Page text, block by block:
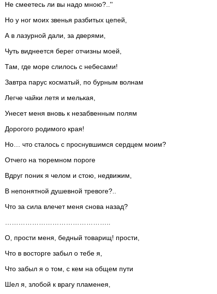
Не смеетесь ли вы надо мною?..''
Но у ног моих звенья разбитых цепей,
А в лазурной дали, за дверями,
Чуть виднеется берег отчизны моей,
Там, где море слилось с небесами!
Завтра парус косматый, по бурным волнам
Легче чайки летя и мелькая,
Унесет меня вновь к незабвенным полям
Дорогого родимого края!
Но… что сталось с проснувшимся сердцем моим?
Отчего на тюремном пороге
Вдруг поник я челом и стою, недвижим,
В непонятной душевной тревоге?..
Что за сила влечет меня снова назад?
О, прости меня, бедный товарищ! прости,
Что в восторге забыл о тебе я,
Что забыл я о том, с кем на общем пути
Шел я, злобой к врагу пламенея,